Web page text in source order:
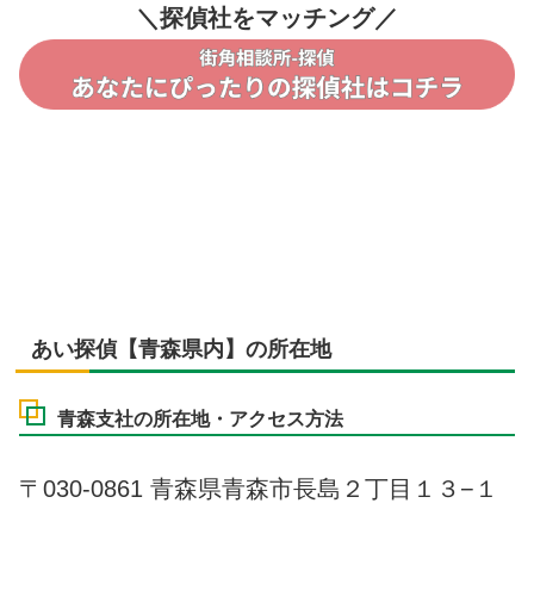
＼探偵社をマッチング／
あい探偵【青森県内】の所在地
青森支社の所在地・アクセス方法
〒030-0861 青森県青森市長島２丁目１３−１